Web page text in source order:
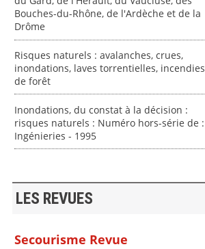
Bouches-du-Rhône, de l'Ardèche et de la
Drôme
Risques naturels : avalanches, crues,
inondations, laves torrentielles, incendies
de forêt
Inondations, du constat à la décision :
risques naturels : Numéro hors-série de :
Ingénieries - 1995
LES REVUES
Secourisme Revue